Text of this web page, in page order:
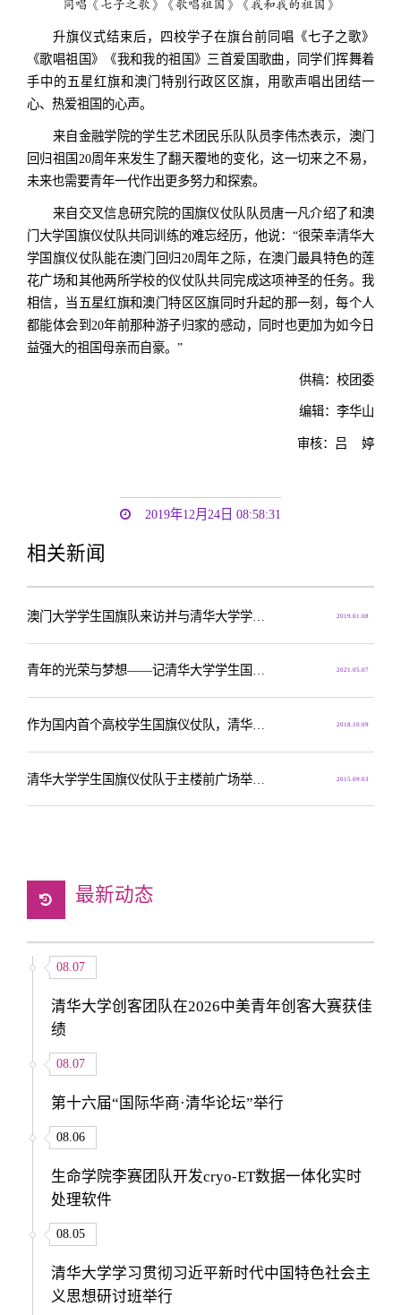
同唱《七子之歌》《歌唱祖国》《我和我的祖国》
升旗仪式结束后，四校学子在旗台前同唱《七子之歌》
《歌唱祖国》《我和我的祖国》三首爱国歌曲，同学们挥舞着
手中的五星红旗和澳门特别行政区区旗，用歌声唱出团结一
心、热爱祖国的心声。
来自金融学院的学生艺术团民乐队队员李伟杰表示，澳门
回归祖国20周年来发生了翻天覆地的变化，这一切来之不易，
未来也需要青年一代作出更多努力和探索。
来自交叉信息研究院的国旗仪仗队队员唐一凡介绍了和澳
门大学国旗仪仗队共同训练的难忘经历，他说：“很荣幸清华大
学国旗仪仗队能在澳门回归20周年之际，在澳门最具特色的莲
花广场和其他两所学校的仪仗队共同完成这项神圣的任务。我
相信，当五星红旗和澳门特区区旗同时升起的那一刻，每个人
都能体会到20年前那种游子归家的感动，同时也更加为如今日
益强大的祖国母亲而自豪。”
供稿：校团委
编辑：李华山
审核：吕 婷
2019年12月24日 08:58:31
相关新闻
2019.01.08
2021.05.07
青年的光荣与梦想——记清华大学学生国旗仪仗队
2018.10.09
2015.09.03
最新动态
08.07
清华大学创客团队在2026中美青年创客大赛获佳
绩
08.07
第十六届“国际华商·清华论坛”举行
08.06
生命学院李赛团队开发cryo-ET数据一体化实时
处理软件
08.05
清华大学学习贯彻习近平新时代中国特色社会主
义思想研讨班举行